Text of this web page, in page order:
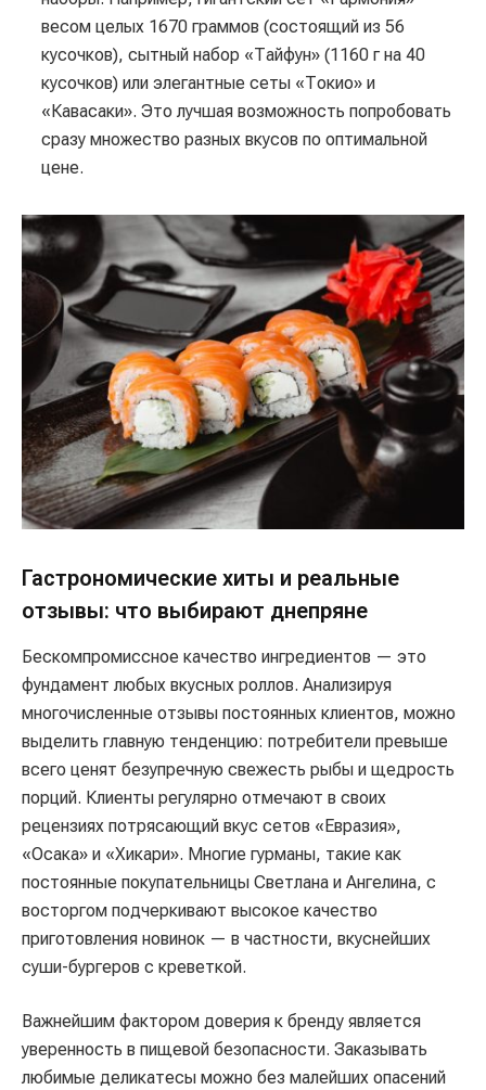
весом целых 1670 граммов (состоящий из 56
кусочков), сытный набор «Тайфун» (1160 г на 40
кусочков) или элегантные сеты «Токио» и
«Кавасаки». Это лучшая возможность попробовать
сразу множество разных вкусов по оптимальной
цене.
Гастрономические хиты и реальные
отзывы: что выбирают днепряне
Бескомпромиссное качество ингредиентов — это
фундамент любых вкусных роллов. Анализируя
многочисленные отзывы постоянных клиентов, можно
выделить главную тенденцию: потребители превыше
всего ценят безупречную свежесть рыбы и щедрость
порций. Клиенты регулярно отмечают в своих
рецензиях потрясающий вкус сетов «Евразия»,
«Осака» и «Хикари». Многие гурманы, такие как
постоянные покупательницы Светлана и Ангелина, с
восторгом подчеркивают высокое качество
приготовления новинок — в частности, вкуснейших
суши-бургеров с креветкой.
Важнейшим фактором доверия к бренду является
уверенность в пищевой безопасности. Заказывать
любимые деликатесы можно без малейших опасений